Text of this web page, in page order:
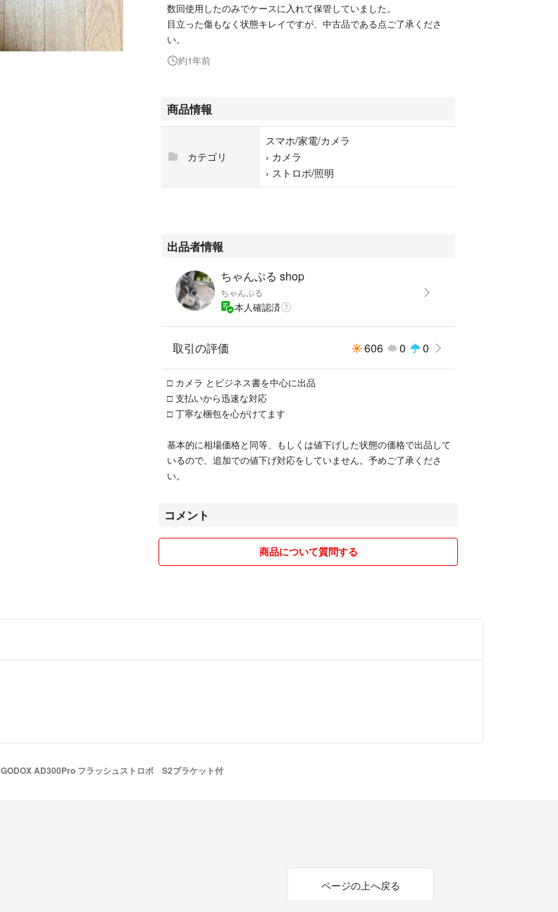
数回使用したのみでケースに入れて保管していました。
目立った傷もなく状態キレイですが、中古品である点ご了承くださ
い。
約1年前
商品情報
カテゴリ
スマホ/家電/カメラ
› カメラ
› ストロボ/照明
出品者情報
ちゃんぷる shop
ちゃんぷる
本人確認済
取引の評価 606 0 0
□ カメラ とビジネス書を中心に出品
□ 支払いから迅速な対応
□ 丁寧な梱包を心がけてます
基本的に相場価格と同等、もしくは値下げした状態の価格で出品して
いるので、追加での値下げ対応をしていません。予めご了承くださ
い。
コメント
商品について質問する
GODOX AD300Pro フラッシュストロボ S2ブラケット付
ページの上へ戻る